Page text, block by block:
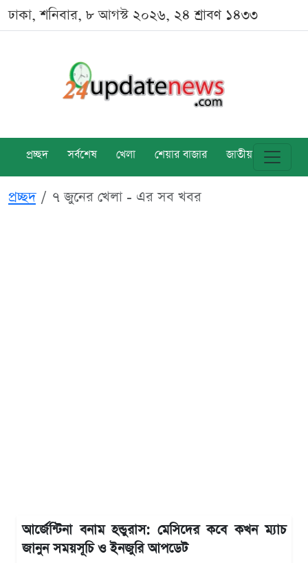
ঢাকা, শনিবার, ৮ আগস্ট ২০২৬, ২৪ শ্রাবণ ১৪৩৩
প্রচ্ছদ সর্বশেষ খেলা শেয়ার বাজার জাতীয় বিশ্ব
প্রচ্ছদ ৭ জুনের খেলা - এর সব খবর
আর্জেন্টিনা বনাম হন্ডুরাস: মেসিদের কবে কখন ম্যাচ
জানুন সময়সূচি ও ইনজুরি আপডেট